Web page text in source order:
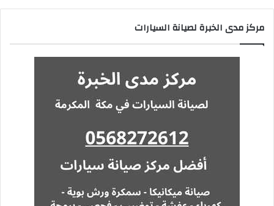
مركز مدى الخبرة لصيانة السيارات